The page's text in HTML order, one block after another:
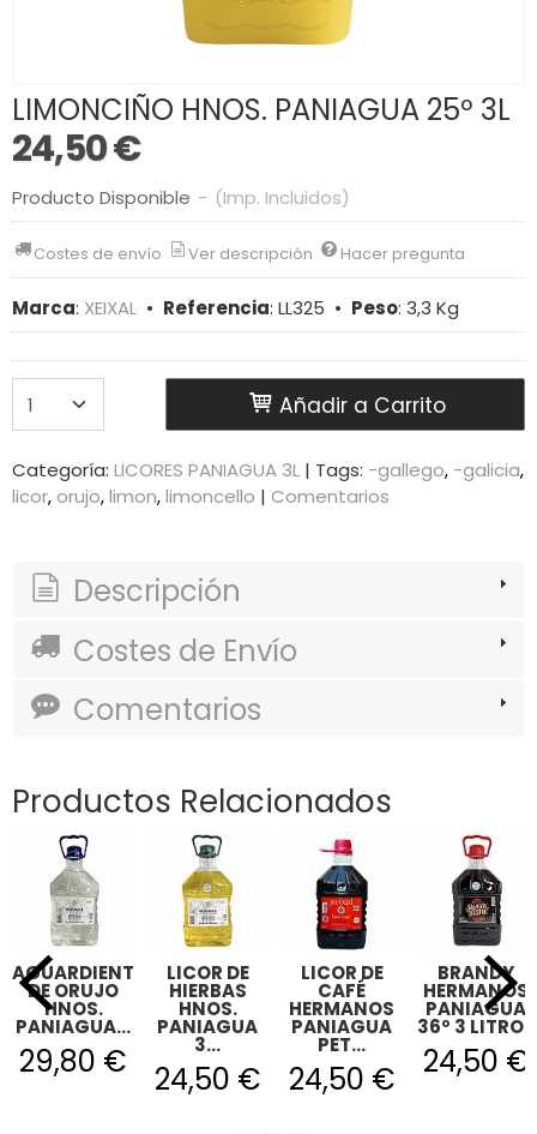
LIMONCIÑO HNOS. PANIAGUA 25º 3L
24,50 €
Producto Disponible - (Imp. Incluidos)
Costes de envío Ver descripción Hacer pregunta
Marca: XEIXAL • Referencia: LL325 • Peso: 3,3 Kg
Añadir a Carrito
Categoría: LICORES PANIAGUA 3L | Tags: -gallego -galicia
licor orujo limon limoncello | Comentarios
Descripción
Costes de Envío
Comentarios
Productos Relacionados
AGUARDIENTE
DE ORUJO
HNOS.
PANIAGUA...
29,80 €
LICOR DE
HIERBAS
HNOS.
PANIAGUA
3...
24,50 €
LICOR DE
CAFÉ
HERMANOS
PANIAGUA
PET...
24,50 €
BRANDY
HERMANOS
PANIAGUA
36º 3 LITROS
24,50 €